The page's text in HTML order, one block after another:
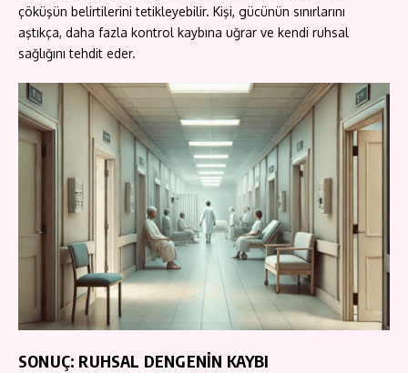
çöküşün belirtilerini tetikleyebilir. Kişi, gücünün sınırlarını
aştıkça, daha fazla kontrol kaybına uğrar ve kendi ruhsal
sağlığını tehdit eder.
SONUÇ: RUHSAL DENGENİN KAYBI